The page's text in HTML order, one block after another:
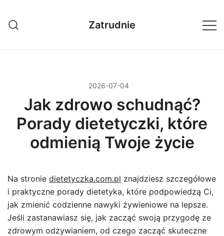
treści
Zatrudnie
2026-07-04
Jak zdrowo schudnąć?
Porady dietetyczki, które
odmienią Twoje życie
Na stronie dietetyczka.com.pl znajdziesz szczegółowe
i praktyczne porady dietetyka, które podpowiedzą Ci,
jak zmienić codzienne nawyki żywieniowe na lepsze.
Jeśli zastanawiasz się, jak zacząć swoją przygodę ze
zdrowym odżywianiem, od czego zacząć skuteczne